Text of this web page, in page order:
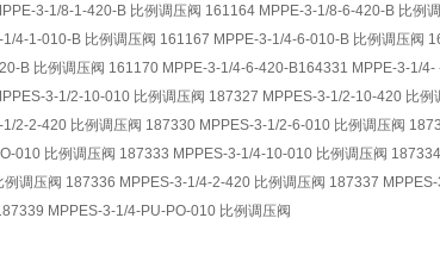
3-1/8-1-420-B 比例调压阀 161164 MPPE-3-1/8-6-420-B 比
1/4-1-010-B 比例调压阀 161167 MPPE-3-1/4-6-010-B 比例调压阀
B 比例调压阀 161170 MPPE-3-1/4-6-420-B164331 MPPE-3-1/
3-1/2-10-010 比例调压阀 187327 MPPES-3-1/2-10-420 比
1/2-2-420 比例调压阀 187330 MPPES-3-1/2-6-010 比例调压阀
010 比例调压阀 187333 MPPES-3-1/4-10-010 比例调压阀
例调压阀 187336 MPPES-3-1/4-2-420 比例调压阀 187337
MPPES-3-1/4-PU-PO-010 比例调压阀